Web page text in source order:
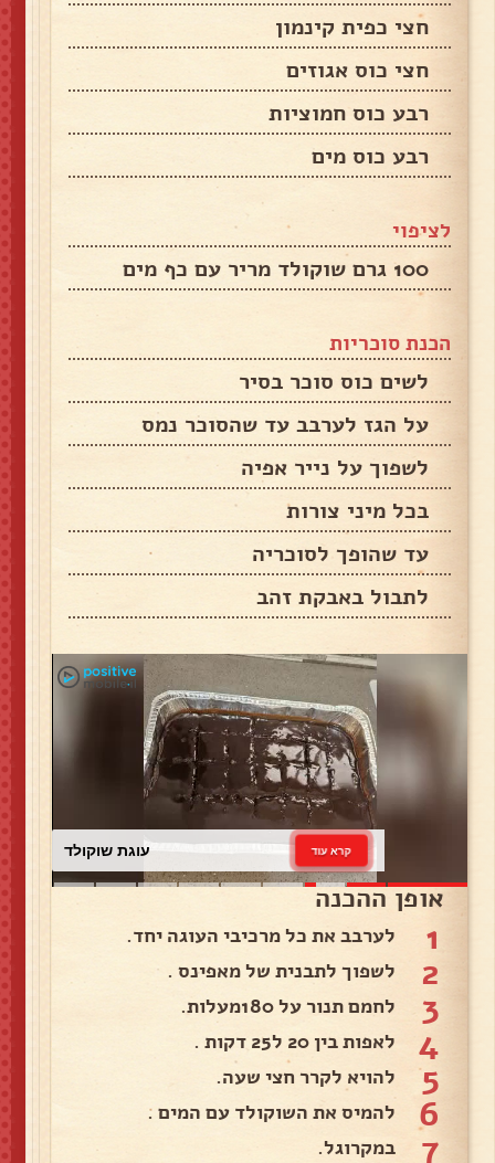
חצי כפית קינמון
חצי כוס אגוזים
רבע כוס חמוציות
רבע כוס מים
לציפוי
100 גרם שוקולד מריר עם כף מים
הכנת סוכריות
לשים כוס סוכר בסיר
על הגז לערבב עד שהסוכר נמס
לשפוך על נייר אפיה
בכל מיני צורות
עד שהופך לסוכריה
לתבול באבקת זהב
עוגת שוקולד קרא עוד
אופן ההכנה
1 לערבב את כל מרכיבי העוגה יחד.
2 לשפוך לתבנית של מאפינס .
3 לחמם תנור על 180מעלות.
4 לאפות בין 20 ל25 דקות .
5 להויא לקרר חצי שעה.
6 להמיס את השוקולד עם המים .
7 במקרוגל.